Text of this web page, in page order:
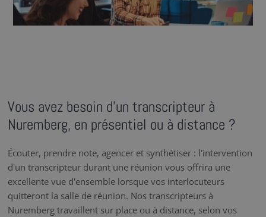
Vous avez besoin d’un transcripteur à
Nuremberg, en présentiel ou à distance ?
Écouter, prendre note, agencer et synthétiser : l'intervention
d'un transcripteur durant une réunion vous offrira une
excellente vue d'ensemble lorsque vos interlocuteurs
quitteront la salle de réunion. Nos transcripteurs à
Nuremberg travaillent sur place ou à distance, selon vos